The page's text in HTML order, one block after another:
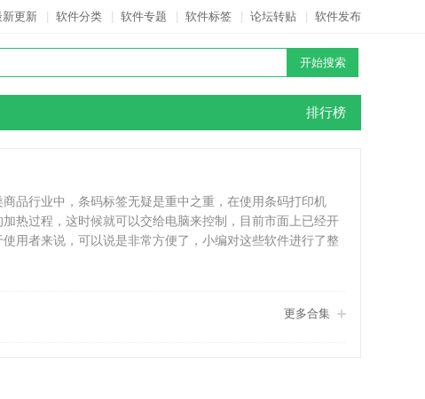
新更新 软件分类 软件专题 软件标签 论坛转贴 软件发布
排行榜
品行业中，条码标签无疑是重中之重，在使用条码打印机
热过程，这时候就可以交给电脑来控制，目前市面上已经开
用者来说，可以说是非常方便了，小编对这些软件进行了整
更多合集